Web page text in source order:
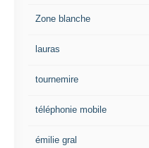
Zone blanche
lauras
tournemire
téléphonie mobile
émilie gral